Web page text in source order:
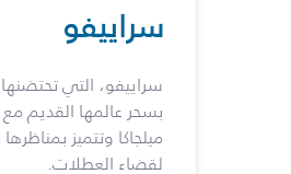
سراييفو
سراييفو، التي
بسحر عالمها القديم
ميلجاكا وتتميز
لقضاء العطلات.